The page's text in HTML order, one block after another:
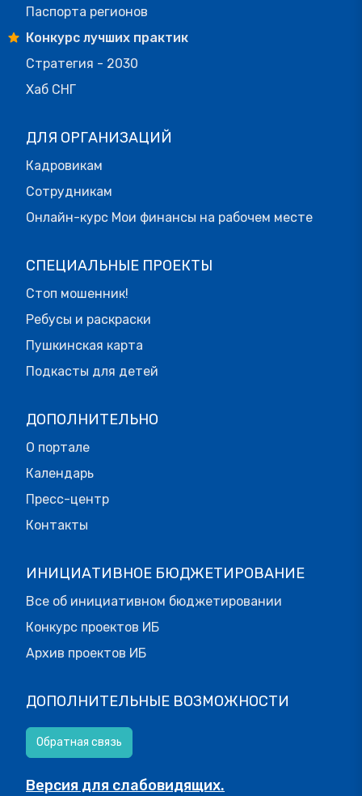
Паспорта регионов
Конкурс лучших практик
Стратегия - 2030
Хаб СНГ
ДЛЯ ОРГАНИЗАЦИЙ
Кадровикам
Сотрудникам
Онлайн-курс Мои финансы на рабочем месте
СПЕЦИАЛЬНЫЕ ПРОЕКТЫ
Стоп мошенник!
Ребусы и раскраски
Пушкинская карта
Подкасты для детей
ДОПОЛНИТЕЛЬНО
О портале
Календарь
Пресс-центр
Контакты
ИНИЦИАТИВНОЕ БЮДЖЕТИРОВАНИЕ
Все об инициативном бюджетировании
Конкурс проектов ИБ
Архив проектов ИБ
ДОПОЛНИТЕЛЬНЫЕ ВОЗМОЖНОСТИ
Обратная связь
Версия для слабовидящих.